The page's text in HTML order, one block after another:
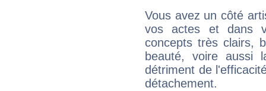
Vous avez un côté
vos actes et dans
concepts très clairs,
beauté, voire aussi
détriment de
détachement.